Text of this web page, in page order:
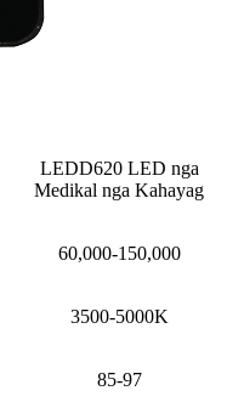
LEDD620 LED nga
Medikal nga Kahayag
60,000-150,000
3500-5000K
85-97